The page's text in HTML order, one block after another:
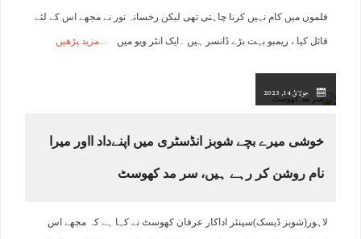
فلموں میں کام نہیں کرنا چاہتی تھی لیکن رخسانہ نور نے مجھے اس کے لئے
قائل کیا ، ریمبو بہت بڑے ڈانسر ہیں ۔ایک انٹر ویو میں مزید پڑھیں
جولائ 14, 2023
خوشی میرے بچے شوبز انڈسٹری میں اپنےداد ااور میرا
نام روشن کر رہے ہیں، سر مد کھوسٹ
لاہور(شوبز ڈیسک)سینئر اداکار عرفان کھوسٹ نے کہا ہے کہ مجھے اس